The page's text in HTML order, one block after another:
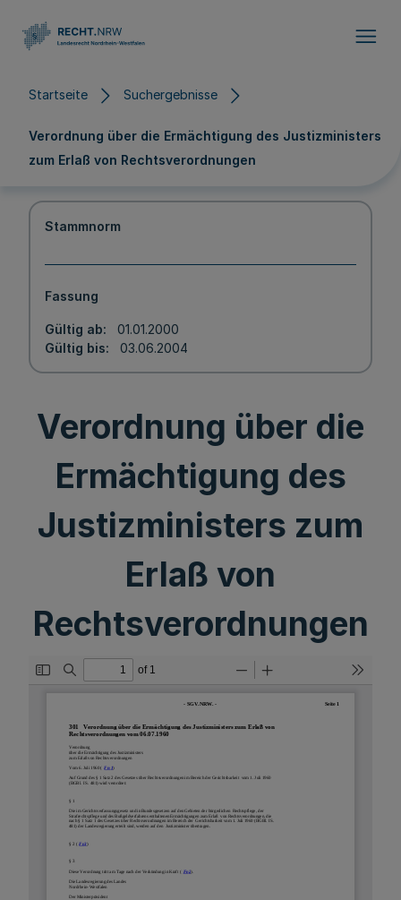
Startseite Suchergebnisse
Verordnung über die Ermächtigung des Justizministers
zum Erlaß von Rechtsverordnungen
Stammnorm
Fassung
Gültig ab
01.01.2000
Gültig bis
03.06.2004
Verordnung über die
Ermächtigung des
Justizministers zum
Erlaß von
Rechtsverordnungen